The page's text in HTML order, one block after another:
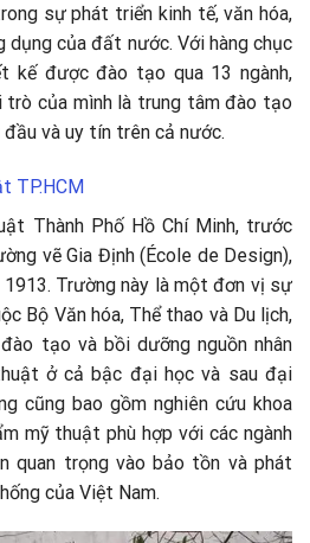
sự phát triển kinh tế, văn hóa,
dụng của đất nước. Với hàng chục
kế được đào tạo qua 13 ngành,
trò của mình là trung tâm đào tạo
và uy tín trên cả nước.
TP.HCM
Thành Phố Hồ Chí Minh, trước
vẽ Gia Định (École de Design),
Trường này là một đơn vị sự
Bộ Văn hóa, Thể thao và Du lịch,
tạo và bồi dưỡng nguồn nhân
ở cả bậc đại học và sau đại
cũng bao gồm nghiên cứu khoa
mỹ thuật phù hợp với các ngành
quan trọng vào bảo tồn và phát
của Việt Nam.